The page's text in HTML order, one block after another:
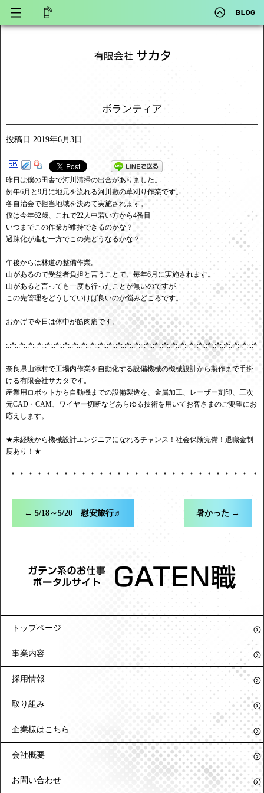
ボランティア
投稿日 2019年6月3日
昨日は僕の田舎で河川清掃の出合がありました。
例年6月と9月に地元を流れる河川敷の草刈り作業です。
各自治会で担当地域を決めて実施されます。
僕は今年62歳、これで22人中若い方から4番目
いつまでこの作業が維持できるのかな？
過疎化が進む一方でこの先どうなるかな？
午後からは林道の整備作業。
山があるので受益者負担と言うことで、毎年6月に実施されます。
山があると言っても一度も行ったことが無いのですが
この先管理をどうしていけば良いのか悩みどころです。
おかげで今日は体中が筋肉痛です。
奈良県山添村で工場内作業を自動化する設備機械の機械設計から製作まで手掛
ける有限会社サカタです。
産業用ロボットから自動機までの設備製造を、金属加工、レーザー刻印、三次
元CAD・CAM、ワイヤー切断などあらゆる技術を用いてお客さまのご要望にお
応えします。
★未経験から機械設計エンジニアになれるチャンス！社会保険完備！退職金制
度あり！★
← 5/18～5/20 慰安旅行♬ 暑かった →
トップページ
事業内容
採用情報
取り組み
企業様はこちら
会社概要
お問い合わせ